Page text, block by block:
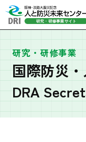
研究・研修事業
国際防災
DRA